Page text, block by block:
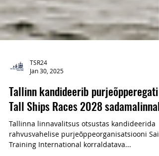
TSR24
Jan 30, 2025
Tallinn kandideerib purjeõpperegati
Tall Ships Races 2028 sadamalinnaks
Tallinna linnavalitsus otsustas kandideerida